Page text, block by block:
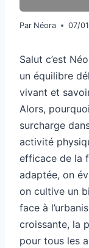
Par Néora 07/
Salut c’est
un équilibre
vivant et
Alors,
surcharge
activité
efficace de la
adaptée, on
on cultive un
face à
croissante, la
pour tous les